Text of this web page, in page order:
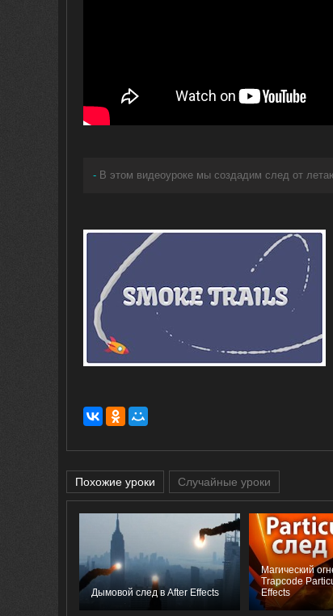
- В этом видеоуроке мы создадим след от
Похожие уроки Случайные уроки
Дымовой след в After Effects
Магический
Trapcode
Effects